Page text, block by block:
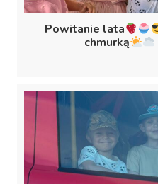
Powitanie lata
chmurką